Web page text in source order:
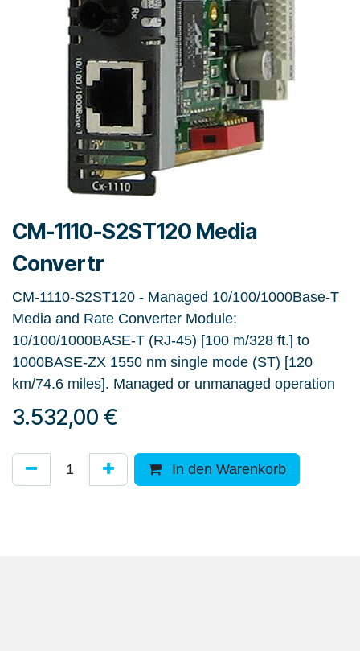
CM-1110-S2ST120 Media
Convertr
CM-1110-S2ST120 - Managed 10/100/1000Base-T
Media and Rate Converter Module:
10/100/1000BASE-T (RJ-45) [100 m/328 ft.] to
1000BASE-ZX 1550 nm single mode (ST) [120
km/74.6 miles]. Managed or unmanaged operation
3.532,00 €
In den Warenkorb